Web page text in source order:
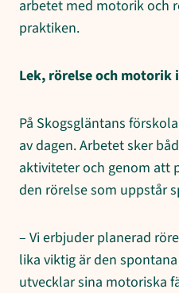
arbetet med motorik och
praktiken.
Lek, rörelse och motorik
På Skogsgläntans
av dagen. Arbetet sker
aktiviteter och genom att
den rörelse som uppstår
– Vi erbjuder planerad
lika viktig är den
utvecklar sina motoriska